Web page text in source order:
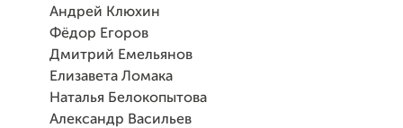
Андрей Клюхин
Фёдор Егоров
Дмитрий Емельянов
Елизавета Ломака
Наталья Белокопытова
Александр Васильев